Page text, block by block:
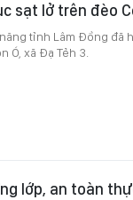
sạt lở trên đèo
tỉnh Lâm Đồng đã
Ó, xã Đạ Tẻh 3.
lớp, an toàn